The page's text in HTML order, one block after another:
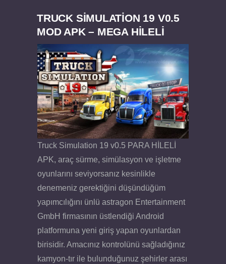
Dream Road Multiplayer v1.4.2 PARA HİLELİ
APK
Felix the Reaper v1.25 FULL APK
TRUCK SIMULATION 19 V0.5
MOD APK – MEGA HİLELİ
Truck Simulation 19 v0.5 PARA HİLELİ
APK, araç sürme, simülasyon ve işletme
oyunlarını seviyorsanız kesinlikle
denemeniz gerektiğini düşündüğüm
yapımcılığını ünlü astragon Entertainment
GmbH firmasının üstlendiği Android
platformuna yeni giriş yapan oyunlardan
birisidir. Amacınız kontrolünü sağladığınız
kamyon-tır ile bulunduğunuz şehirler arası